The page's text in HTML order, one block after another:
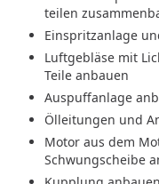
teilen
Einspritzanlage
Luftgebläse mit
Teile anbauen
Auspuffanlage
Ölleitungen und
Motor aus dem
Schwungscheibe